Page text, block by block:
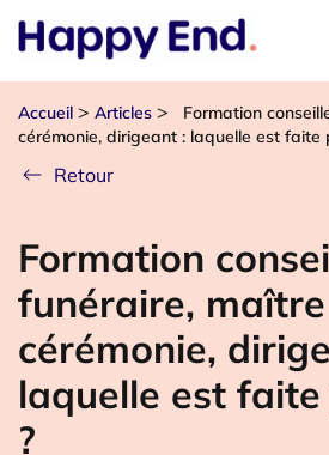
Accueil > Articles >
Formation
cérémonie, dirigeant : laquelle est faite
Retour
Formation
funéraire,
cérémonie,
laquelle est
?